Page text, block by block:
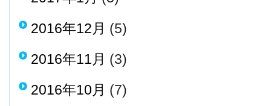
2016年12月 (5)
2016年11月 (3)
2016年10月 (7)